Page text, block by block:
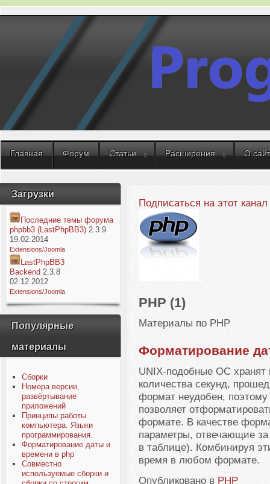
Главная Форум Статьи Расширения О
Загрузки
Последние темы форума
phpbb3 (LastPhpBB3)2.3.9
19.02.2014
Extensions/Joomla
LastPhpBB3
Backend 2.3.8
02.12.2012
Extensions/Joomla
Популярные
материалы
Сборки
Номера версии,
развёртывание
приложений
Принципы работы
компьютера. Языки
программирования.
Форматирование даты и
времени в php
Совместно
используемые сборки и
Подписаться на этот
PHP (1)
Материалы по PHP
Форматирование
UNIX-подобные ОС хранят
количества секунд,
формат неудобен,
позволяет
формате. В качестве
параметры, отвечающие
в таблице). Комбинируя
время в любом формате.
Опубликовано в PHP